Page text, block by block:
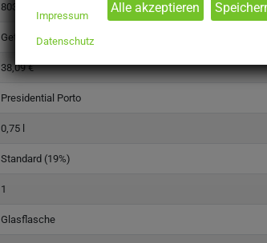
8039920
Getränke
38,09 €
Presidential Porto
0,75 l
Standard (19%)
1
Glasflasche
Impressum
Datenschutz